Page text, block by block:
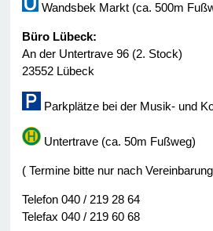
Wandsbek Markt (ca. 500m
Büro Lübeck:
An der Untertrave 96 (2. Stock)
23552 Lübeck
Parkplätze bei der Musik- und
Untertrave (ca. 50m Fußweg)
( Termine bitte nur nach
Telefon 040 / 219 28 64
Telefax 040 / 219 60 68